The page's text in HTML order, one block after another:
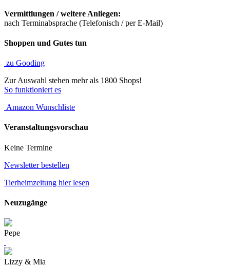
Vermittlungen / weitere Anliegen:
nach Terminabsprache (Telefonisch / per E-Mail)
Shoppen und Gutes tun
zu Gooding
Zur Auswahl stehen mehr als 1800 Shops!
So funktioniert es
Amazon Wunschliste
Veranstaltungsvorschau
Keine Termine
Newsletter bestellen
Tierheimzeitung hier lesen
Neuzugänge
Pepe
Lizzy & Mia